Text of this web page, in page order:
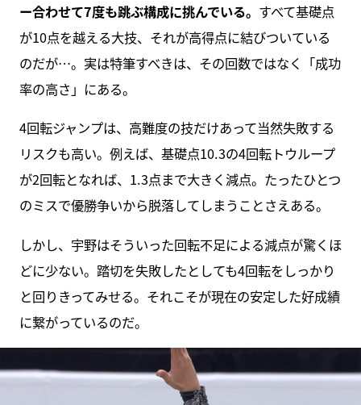
ー合わせて7度も跳ぶ構成に挑んでいる。 すべて基礎点
が10点を越える大技、それが高得点に結びついている
のだが…。実は特筆すべきは、その回数ではなく「成功
率の高さ」にある。
4回転ジャンプは、高難度の技だけあって当然失敗する
リスクも高い。例えば、基礎点10.3の4回転トウループ
が2回転となれば、1.3点まで大きく減点。たったひとつ
のミスで優勝争いから脱落してしまうことさえある。
しかし、宇野はそういった回転不足による減点が驚くほ
どに少ない。踏切を失敗したとしても4回転をしっかり
と回りきってみせる。それこそが現在の安定した好成績
に繋がっているのだ。